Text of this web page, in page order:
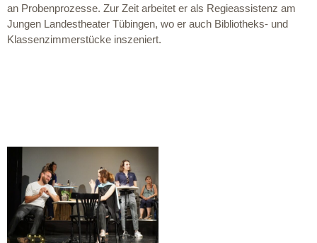
an Probenprozesse. Zur Zeit arbeitet er als Regieassistenz am
Jungen Landestheater Tübingen, wo er auch Bibliotheks- und
Klassenzimmerstücke inszeniert.